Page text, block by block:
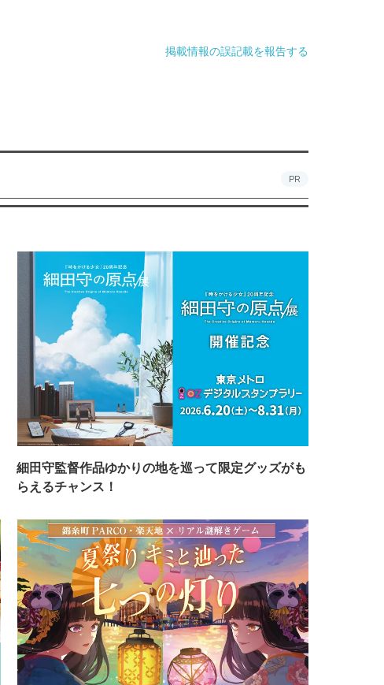
掲載情報の誤記載を報告する
PR
細田守監督作品ゆかりの地を巡って限定グッズがも
らえるチャンス！